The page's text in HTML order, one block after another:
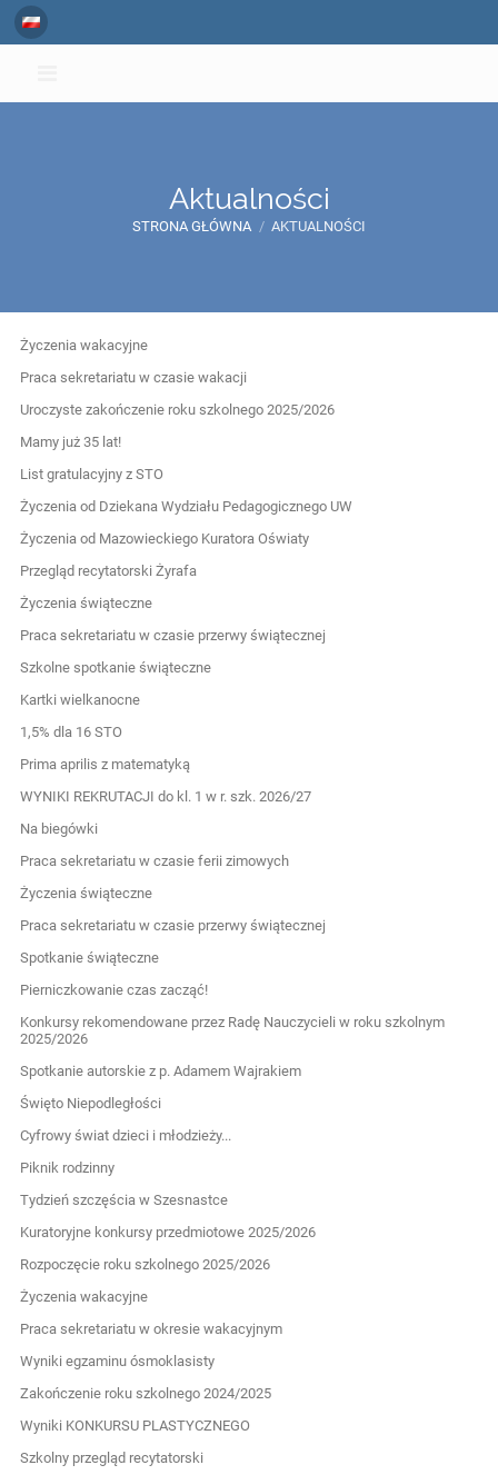
Aktualności
STRONA GŁÓWNA / AKTUALNOŚCI
Aktualności
Życzenia wakacyjne
Praca sekretariatu w czasie wakacji
Uroczyste zakończenie roku szkolnego 2025/2026
Mamy już 35 lat!
List gratulacyjny z STO
Życzenia od Dziekana Wydziału Pedagogicznego UW
Życzenia od Mazowieckiego Kuratora Oświaty
Przegląd recytatorski Żyrafa
Życzenia świąteczne
Praca sekretariatu w czasie przerwy świątecznej
Szkolne spotkanie świąteczne
Kartki wielkanocne
1,5% dla 16 STO
Prima aprilis z matematyką
WYNIKI REKRUTACJI do kl. 1 w r. szk. 2026/27
Na biegówki
Praca sekretariatu w czasie ferii zimowych
Życzenia świąteczne
Praca sekretariatu w czasie przerwy świątecznej
Spotkanie świąteczne
Pierniczkowanie czas zacząć!
Konkursy rekomendowane przez Radę Nauczycieli w roku szkolnym
2025/2026
Spotkanie autorskie z p. Adamem Wajrakiem
Święto Niepodległości
Cyfrowy świat dzieci i młodzieży...
Piknik rodzinny
Tydzień szczęścia w Szesnastce
Kuratoryjne konkursy przedmiotowe 2025/2026
Rozpoczęcie roku szkolnego 2025/2026
Życzenia wakacyjne
Praca sekretariatu w okresie wakacyjnym
Wyniki egzaminu ósmoklasisty
Zakończenie roku szkolnego 2024/2025
Wyniki KONKURSU PLASTYCZNEGO
Szkolny przegląd recytatorski